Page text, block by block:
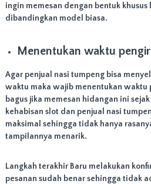
ingin memesan dengan bentuk khusus
dibandingkan model biasa.
Menentukan waktu
Agar penjual nasi tumpeng bisa
waktu maka wajib menentukan waktu
bagus jika memesan hidangan ini
kehabisan slot dan penjual nasi
maksimal sehingga tidak hanya
tampilannya menarik.
Langkah terakhir Baru melakukan
pesanan sudah benar sehingga tidak